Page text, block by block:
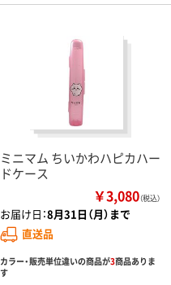
ミニマム ちいかわハピカハー
ドケース
￥3,080（税込）
お届け日：8月31日（月）まで
直送品
カラー・販売単位違いの商品が3商品ありま
す